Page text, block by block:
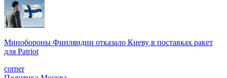
Минобороны Финляндии отказало Киеву в поставках ракет
для Patriot
corner